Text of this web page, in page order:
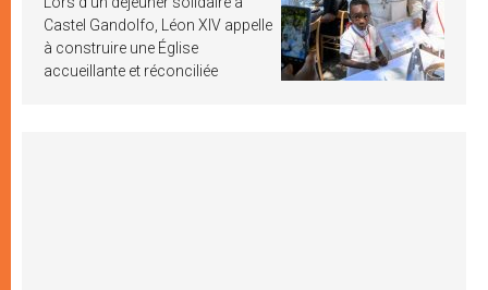
Castel Gandolfo, Léon XIV appelle
à construire une Église
accueillante et réconciliée